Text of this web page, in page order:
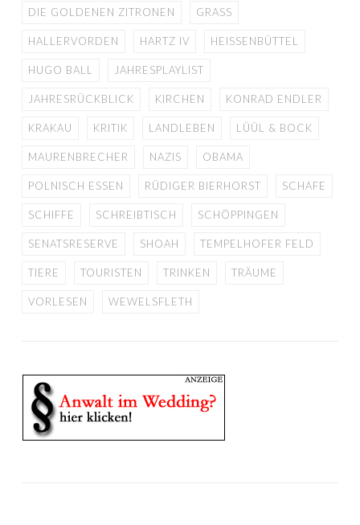
DIE GOLDENEN ZITRONEN GRASS
HALLERVORDEN HARTZ IV HEISSENBÜTTEL
HUGO BALL JAHRESPLAYLIST
JAHRESRÜCKBLICK KIRCHEN KONRAD ENDLER
KRAKAU KRITIK LANDLEBEN LÜÜL & BOCK
MAURENBRECHER NAZIS OBAMA
POLNISCH ESSEN RÜDIGER BIERHORST SCHAFE
SCHIFFE SCHREIBTISCH SCHÖPPINGEN
SENATSRESERVE SHOAH TEMPELHOFER FELD
TIERE TOURISTEN TRINKEN TRÄUME
VORLESEN WEWELSFLETH